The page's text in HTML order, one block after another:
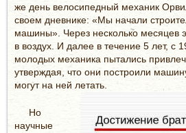
же день велосипедный механик
своем дневнике: «Мы начали
машины». Через несколько месяцев
в воздух. И далее в течение 5 лет, с
молодых механика пытались
утверждая, что они построили
могут на ней летать.
Но
научные